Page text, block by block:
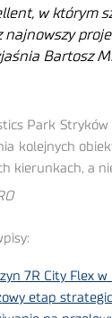
w którym
najnowszy
Bartosz
Park
kolejnych
kierunkach, a
7R City Flex
etap